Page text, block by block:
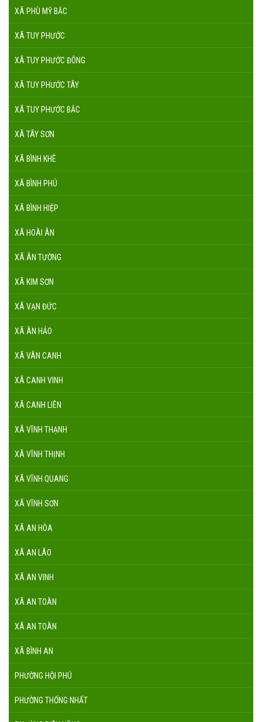
XÃ PHÙ MỸ BẮC
XÃ TUY PHƯỚC
XÃ TUY PHƯỚC ĐÔNG
XÃ TUY PHƯỚC TÂY
XÃ TUY PHƯỚC BẮC
XÃ TÂY SƠN
XÃ BÌNH KHÊ
XÃ BÌNH PHÚ
XÃ BÌNH HIỆP
XÃ HOÀI ÂN
XÃ ÂN TƯỜNG
XÃ KIM SƠN
XÃ VẠN ĐỨC
XÃ ÂN HẢO
XÃ VÂN CANH
XÃ CANH VINH
XÃ CANH LIÊN
XÃ VĨNH THẠNH
XÃ VĨNH THỊNH
XÃ VĨNH QUANG
XÃ VĨNH SƠN
XÃ AN HÒA
XÃ AN LÃO
XÃ AN VINH
XÃ AN TOÀN
XÃ AN TOÀN
XÃ BÌNH AN
PHƯỜNG HỘI PHÚ
PHƯỜNG THỐNG NHẤT